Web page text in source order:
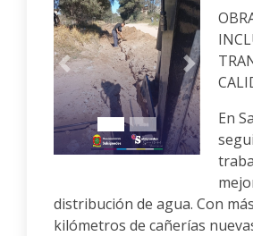
Anterior Siguiente
En
distribución de agua. Con
kilómetros de cañerías